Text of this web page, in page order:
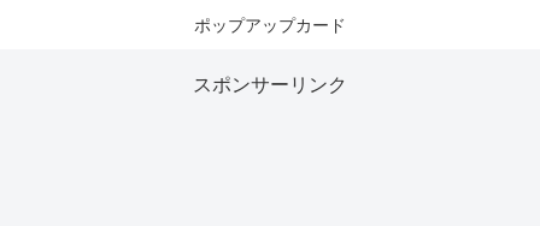
ポップアップカード
スポンサーリンク